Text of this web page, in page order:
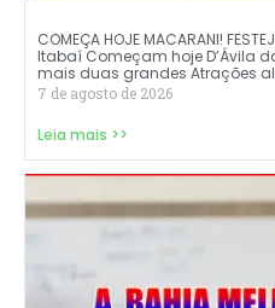
COMEÇA HOJE MACARANI!
Itabaí Começam hoje D’Ávila
mais duas grandes Atrações
7 de agosto de 2026
Leia mais >>